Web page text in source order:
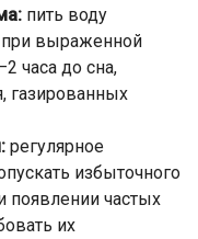
пить воду
при выраженной
часа до сна,
газированных
регулярное
избыточного
появлении частых
их